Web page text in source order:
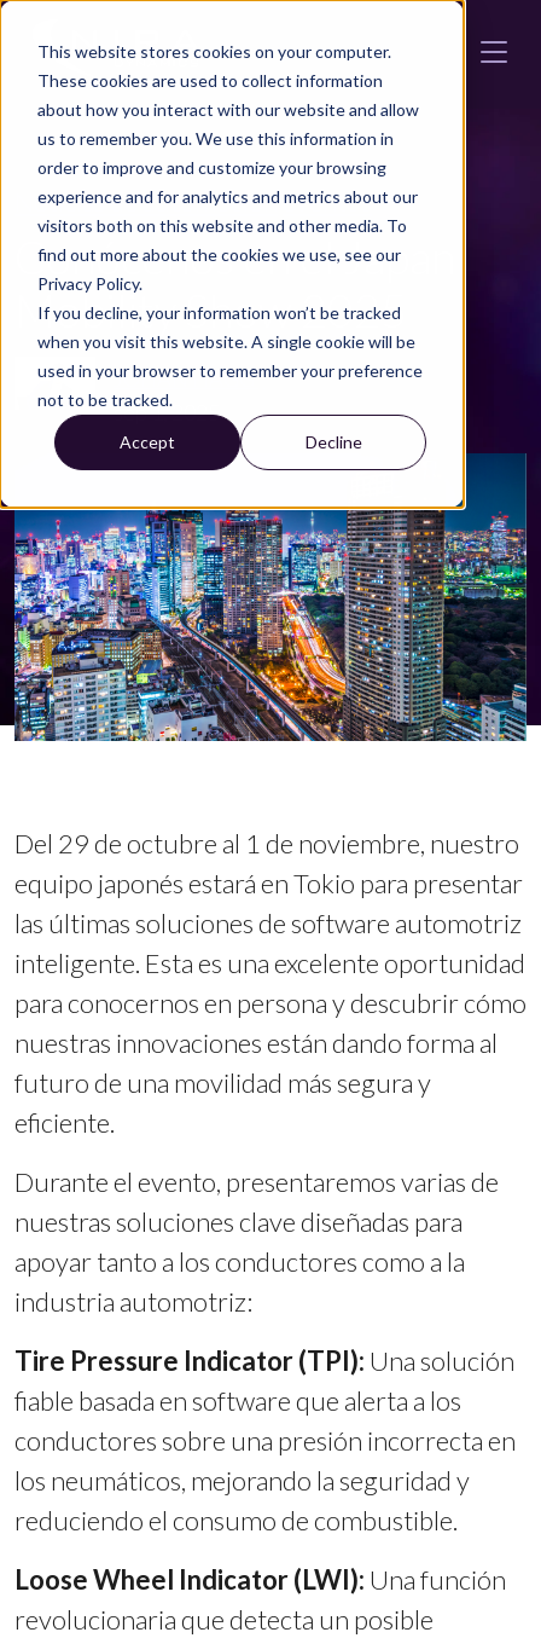
This website stores cookies on your computer.
These cookies are used to collect information
about how you interact with our website and allow
us to remember you. We use this information in
order to improve and customize your browsing
experience and for analytics and metrics about our
visitors both on this website and other media. To
find out more about the cookies we use, see our
Privacy Policy.
If you decline, your information won’t be tracked
when you visit this website. A single cookie will be
used in your browser to remember your preference
not to be tracked.
Accept Decline
Skip to main content
Noticias de automocióneventos
Conócenos en el Japan
Mobility Show 2025
JOHAN HÄGG
sep 1, 2025
Del 29 de octubre al 1 de noviembre, nuestro
equipo japonés estará en Tokio para presentar
las últimas soluciones de software automotriz
inteligente. Esta es una excelente oportunidad
para conocernos en persona y descubrir cómo
nuestras innovaciones están dando forma al
futuro de una movilidad más segura y
eficiente.
Durante el evento, presentaremos varias de
nuestras soluciones clave diseñadas para
apoyar tanto a los conductores como a la
industria automotriz:
Tire Pressure Indicator (TPI): Una solución
fiable basada en software que alerta a los
conductores sobre una presión incorrecta en
los neumáticos, mejorando la seguridad y
reduciendo el consumo de combustible.
Loose Wheel Indicator (LWI): Una función
revolucionaria que detecta un posible